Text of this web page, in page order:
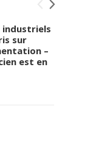
industriels
sur
–
est en